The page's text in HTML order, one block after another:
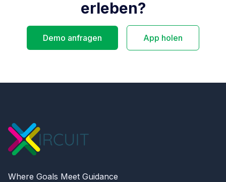
erleben?
Demo anfragen App holen
Where Goals Meet Guidance